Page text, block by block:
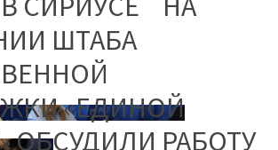
ШТАБА
«ЕДИНОЙ
ОБСУДИЛИ РАБОТУ